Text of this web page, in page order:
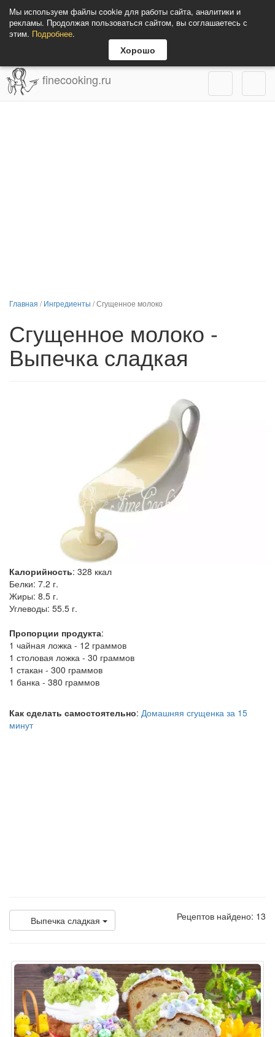
Мы используем файлы cookie для работы сайта, аналитики и
рекламы. Продолжая пользоваться сайтом, вы соглашаетесь с
этим. Подробнее.
Хорошо
finecooking.ru
Главная /Ингредиенты /Сгущенное молоко
Сгущенное молоко -
Выпечка сладкая
Калорийность: 328 ккал
Белки: 7.2 г.
Жиры: 8.5 г.
Углеводы: 55.5 г.
Пропорции продукта:
1 чайная ложка - 12 граммов
1 столовая ложка - 30 граммов
1 стакан - 300 граммов
1 банка - 380 граммов
Как сделать самостоятельно: Домашняя сгущенка за 15
минут
Выпечка сладкая Рецептов найдено: 13